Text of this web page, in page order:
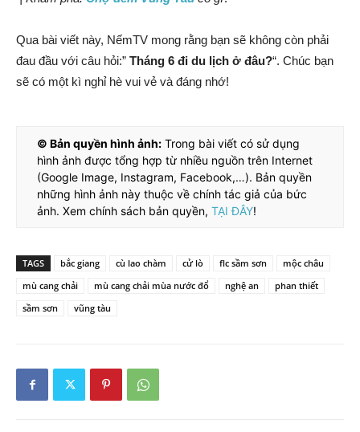
Qua bài viết này, NếmTV mong rằng bạn sẽ không còn phải
đau đầu với câu hỏi:” Tháng 6 đi du lịch ở đâu?“. Chúc bạn
sẽ có một kì nghỉ hè vui vẻ và đáng nhớ!
© Bản quyền hình ảnh: Trong bài viết có sử dụng
hình ảnh được tổng hợp từ nhiều nguồn trên Internet
(Google Image, Instagram, Facebook,…). Bản quyền
những hình ảnh này thuộc về chính tác giả của bức
ảnh. Xem chính sách bản quyền, TẠI ĐÂY!
TAGS bắc giang cù lao chàm cử lò flc sầm sơn
mộc châu
mù cang chải
mù cang chải mùa nước đổ nghệ an
phan thiết
sầm sơn
vũng tàu